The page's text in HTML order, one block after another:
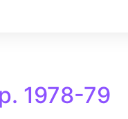
1978-79